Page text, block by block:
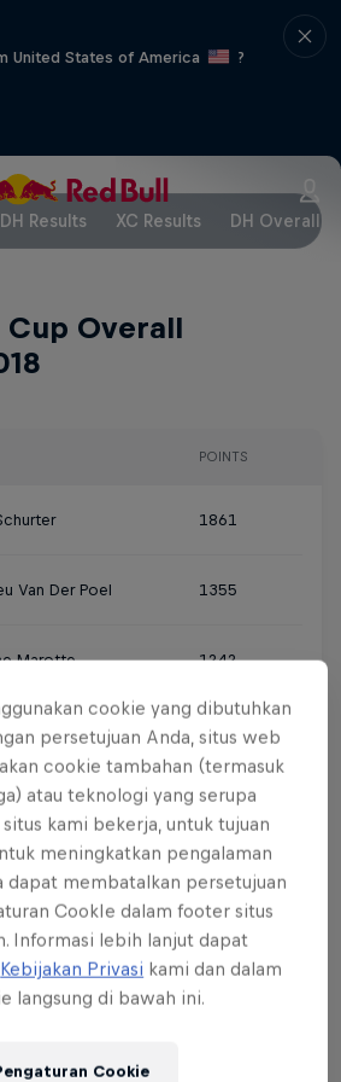
United States of America
?
DH Results XC Results DH Overall
Cup Overall
POINTS
1861
Van Der Poel 1355
Marotte 1242
Avancini 1213
Kerschbaumer 1154
Flückiger
Cooper 978
Vogel 962
cookie yang dibutuhkan
persetujuan Anda, situs web
cookie tambahan (termasuk
atau teknologi yang serupa
kami bekerja, untuk tujuan
meningkatkan pengalaman
dapat membatalkan persetujuan
CookIe dalam footer situs
Informasi lebih lanjut dapat
Kebijakan Privasi kami dan dalam
langsung di bawah ini.
Cookie